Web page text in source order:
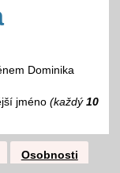
Dominika
jméno (každý 10
Osobnosti